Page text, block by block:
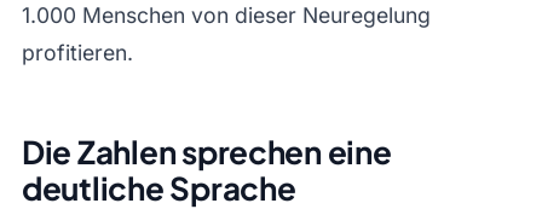
1.000 Menschen von dieser Neuregelung
profitieren.
Die Zahlen sprechen eine
deutliche Sprache